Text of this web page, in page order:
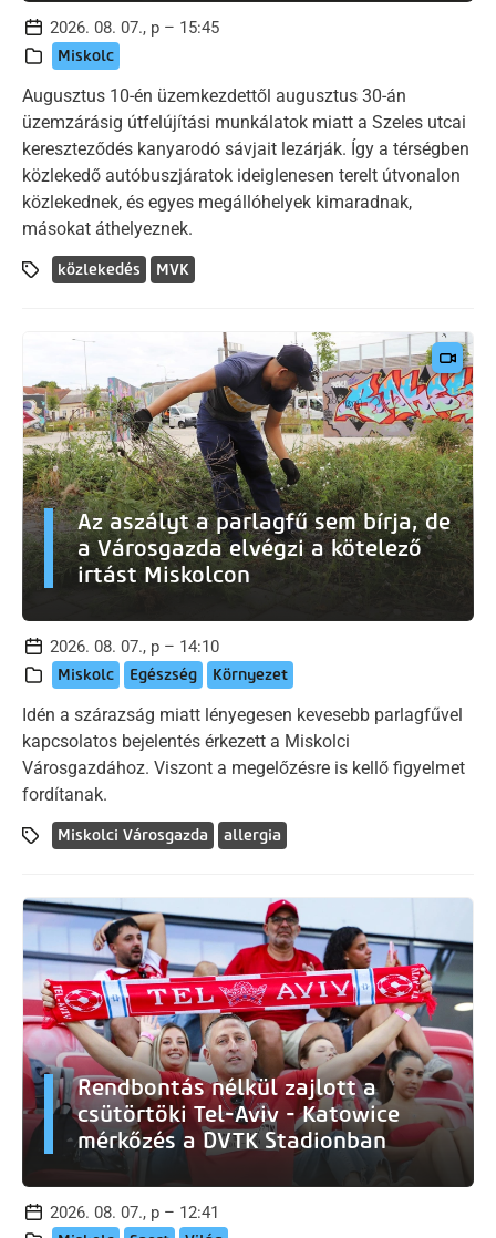
2026. 08. 07., p – 15:45
Miskolc
Augusztus 10-én üzemkezdettől augusztus 30-án
üzemzárásig útfelújítási munkálatok miatt a Szeles utcai
kereszteződés kanyarodó sávjait lezárják. Így a térségben
közlekedő autóbuszjáratok ideiglenesen terelt útvonalon
közlekednek, és egyes megállóhelyek kimaradnak,
másokat áthelyeznek.
közlekedés MVK
Az aszályt a parlagfű sem bírja, de
a Városgazda elvégzi a kötelező
irtást Miskolcon
2026. 08. 07., p – 14:10
Miskolc Egészség Környezet
Idén a szárazság miatt lényegesen kevesebb parlagfűvel
kapcsolatos bejelentés érkezett a Miskolci
Városgazdához. Viszont a megelőzésre is kellő figyelmet
fordítanak.
Miskolci Városgazda allergia
Rendbontás nélkül zajlott a
csütörtöki Tel-Aviv - Katowice
mérkőzés a DVTK Stadionban
2026. 08. 07., p – 12:41